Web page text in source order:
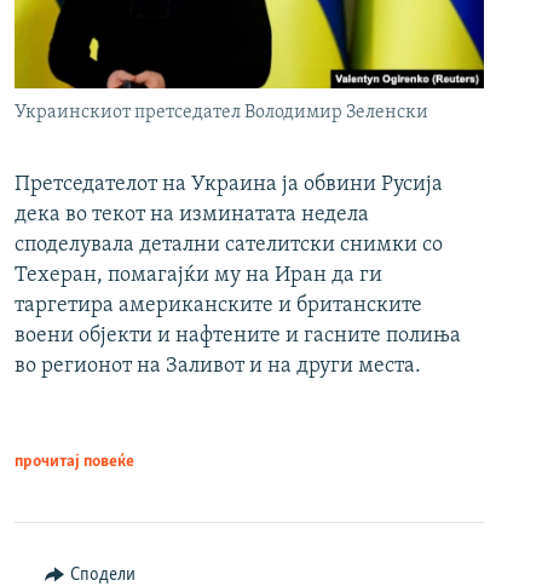
Украинскиот претседател Володимир Зеленски
Претседателот на Украина ја обвини Русија
дека во текот на изминатата недела
споделувала детални сателитски снимки со
Техеран, помагајќи му на Иран да ги
таргетира американските и британските
воени објекти и нафтените и гасните полиња
во регионот на Заливот и на други места.
прочитај повеќе
Сподели